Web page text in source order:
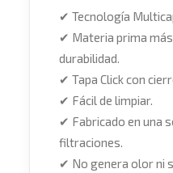
✔ Tecnología
✔ Materia prima
durabilidad.
✔ Tapa Click con
✔ Fácil de limpiar.
✔ Fabricado en una
filtraciones.
✔ No genera olor ni